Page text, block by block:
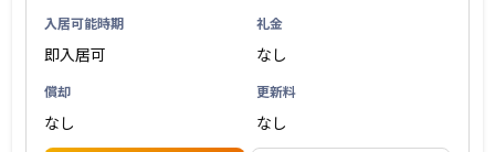
入居可能時期
即入居可
礼金
なし
償却
なし
更新料
なし